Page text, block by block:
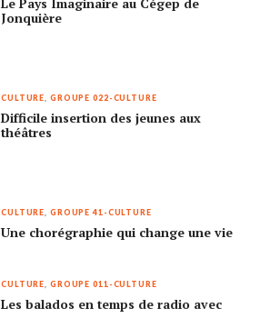
Le Pays Imaginaire au Cégep de
Jonquière
CULTURE GROUPE 022-CULTURE
Difficile insertion des jeunes aux
théâtres
CULTURE GROUPE 41-CULTURE
Une chorégraphie qui change une vie
CULTURE GROUPE 011-CULTURE
Les balados en temps de radio avec